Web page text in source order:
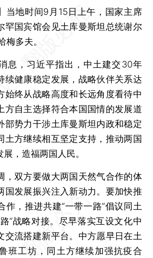
当地时间9月15日上午，国家主席
罕国宾馆会见土库曼斯坦总统谢尔
梅多夫。
，习近平指出，中土建交30年
续健康稳定发展，战略伙伴关系达
始终从战略高度和长远角度看待中
方自主选择符合本国国情的发展道
部势力干涉土库曼斯坦内政和稳定
土方继续相互坚定支持，推动两国
，造福两国人民。
双方要做大两国天然气合作的体
国发展振兴注入新动力。要加快推
作，推进共建“一带一路”倡议同土
”战略对接。尽早落实互设文化中
交流搭建新平台。中方愿早日在土
班工坊，同土方继续加强抗疫合